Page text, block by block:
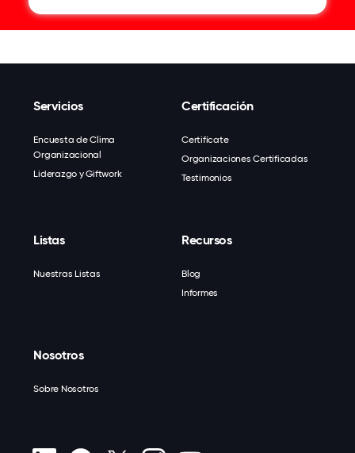
Servicios
Encuesta de Clima
Organizacional
Liderazgo y Giftwork
Certificación
Certifícate
Organizaciones Certificadas
Testimonios
Listas
Nuestras Listas
Recursos
Blog
Informes
Nosotros
Sobre Nosotros